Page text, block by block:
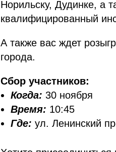
Норильску, Дудинке, а
квалифицированный
А также вас ждет
города.
Сбор участников:
Когда: 30 ноября
Время: 10:45
Где: ул. Ленинский